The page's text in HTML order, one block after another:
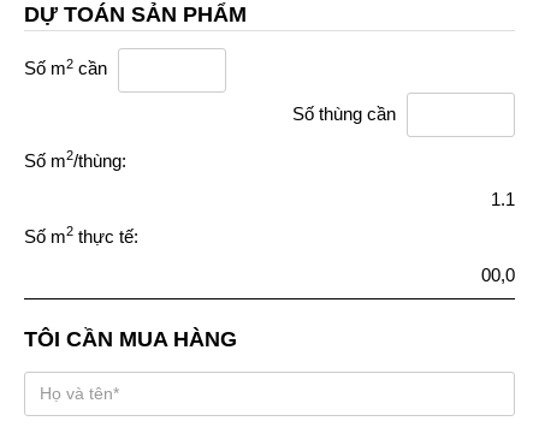
DỰ TOÁN SẢN PHẨM
Số m2 cần
Số thùng cần
Số m2/thùng:
1.1
Số m2 thực tế:
00,0
TÔI CẦN MUA HÀNG